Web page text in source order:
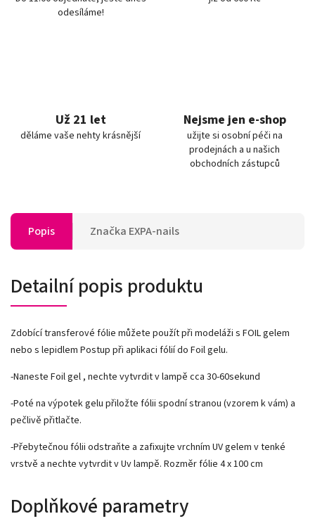
odesíláme!
Už 21 let
děláme vaše nehty krásnější
Nejsme jen e-shop
užijte si osobní péči na
prodejnách a u našich
obchodních zástupců
Popis Značka EXPA-nails
Detailní popis produktu
Zdobící transferové fólie můžete použít při modeláži s FOIL gelem
nebo s lepidlem Postup při aplikaci fólií do Foil gelu.
-Naneste Foil gel , nechte vytvrdit v lampě cca 30-60sekund
-Poté na výpotek gelu přiložte fólii spodní stranou (vzorem k vám) a
pečlivě přitlačte.
-Přebytečnou fólii odstraňte a zafixujte vrchním UV gelem v tenké
vrstvě a nechte vytvrdit v Uv lampě. Rozměr fólie 4 x 100 cm
Doplňkové parametry